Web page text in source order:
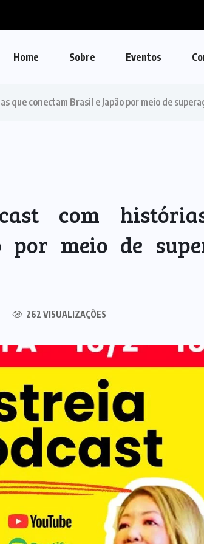
Home Sobre Eventos
que conectam Brasil e Japão por meio de
com
meio de
262 VISUALIZAÇÕES
Hachimitsu Matsuri
festival dedicado às
28/04/2026